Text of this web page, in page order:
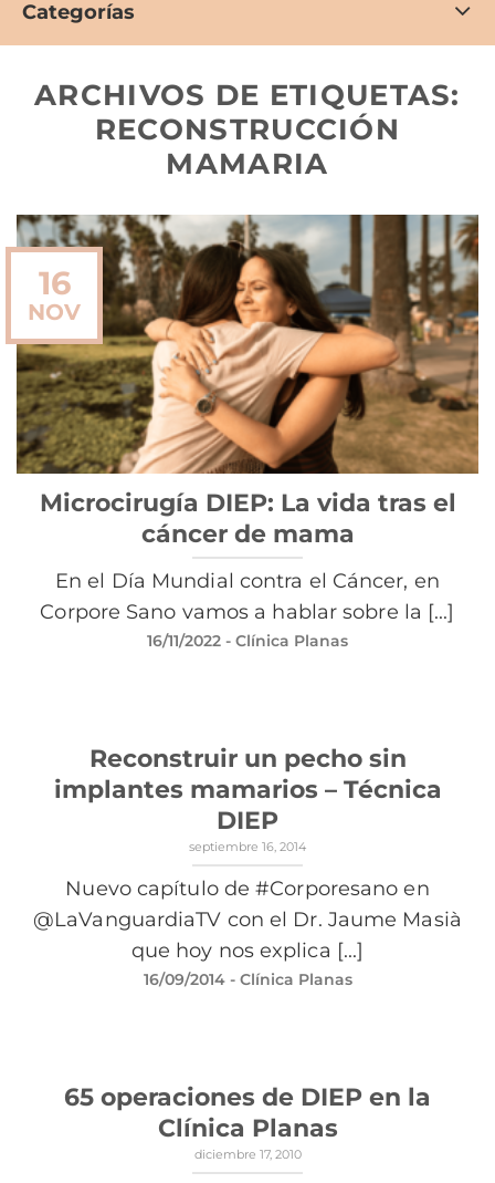
Categorías
ARCHIVOS DE ETIQUETAS:
RECONSTRUCCIÓN
MAMARIA
Microcirugía DIEP: La vida tras el
cáncer de mama
En el Día Mundial contra el Cáncer, en
Corpore Sano vamos a hablar sobre la [...]
16/11/2022 - Clínica Planas
16
NOV
Reconstruir un pecho sin
implantes mamarios – Técnica
DIEP
septiembre 16, 2014
Nuevo capítulo de #Corporesano en
@LaVanguardiaTV con el Dr. Jaume Masià
que hoy nos explica [...]
16/09/2014- Clínica Planas
65 operaciones de DIEP en la
Clínica Planas
diciembre 17, 2010